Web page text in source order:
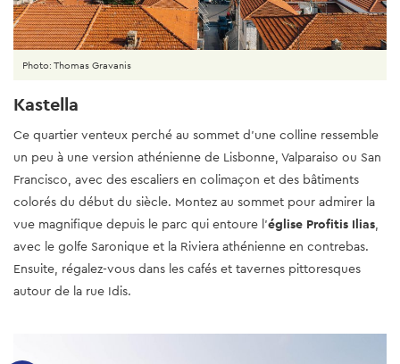
Photo: Thomas Gravanis
Kastella
Ce quartier venteux perché au sommet d'une colline ressemble
un peu à une version athénienne de Lisbonne, Valparaiso ou San
Francisco, avec des escaliers en colimaçon et des bâtiments
colorés du début du siècle. Montez au sommet pour admirer la
vue magnifique depuis le parc qui entoure l'église Profitis Ilias,
avec le golfe Saronique et la Riviera athénienne en contrebas.
Ensuite, régalez-vous dans les cafés et tavernes pittoresques
autour de la rue Idis.